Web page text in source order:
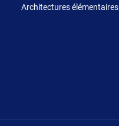
Architectures élémentaires